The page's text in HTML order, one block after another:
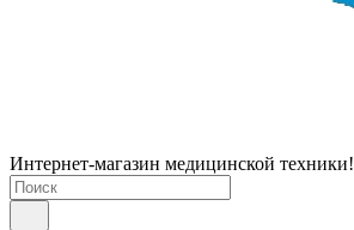
Интернет-магазин медицинской техники!